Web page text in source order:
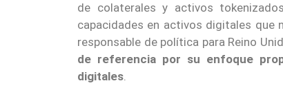
de colaterales y activos
capacidades en activos digitales que
responsable de política para Reino
de referencia por su enfoque
digitales.